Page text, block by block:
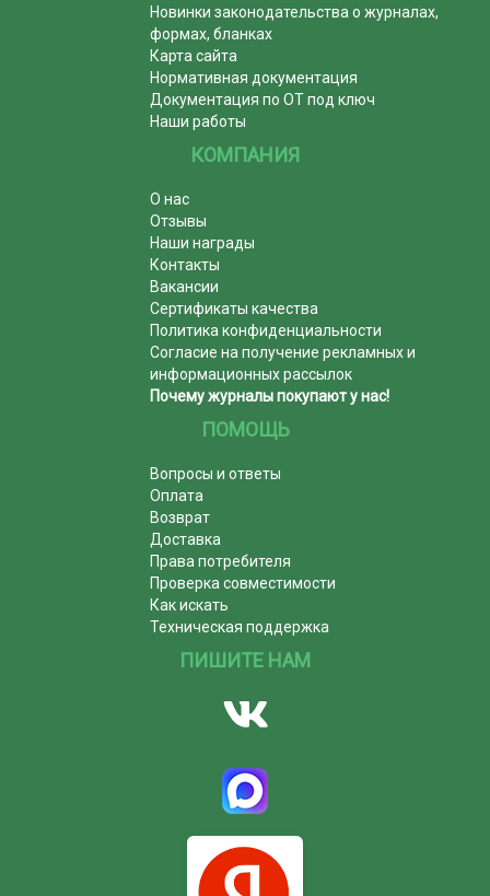
Новинки законодательства о журналах,
формах, бланках
Карта сайта
Нормативная документация
Документация по ОТ под ключ
Наши работы
КОМПАНИЯ
О нас
Отзывы
Наши награды
Контакты
Вакансии
Сертификаты качества
Политика конфиденциальности
Согласие на получение рекламных и
информационных рассылок
Почему журналы покупают у нас!
ПОМОЩЬ
Вопросы и ответы
Оплата
Возврат
Доставка
Права потребителя
Проверка совместимости
Как искать
Техническая поддержка
ПИШИТЕ НАМ